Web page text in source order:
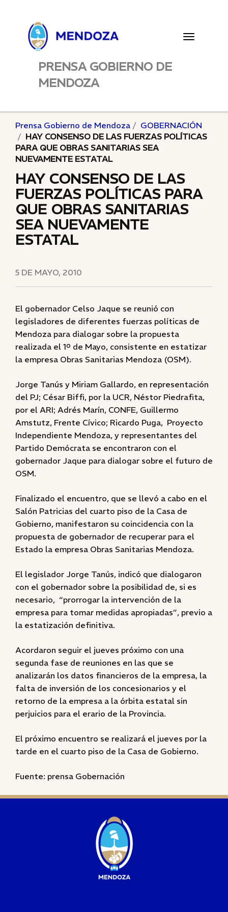
Toggle
PRENSA GOBIERNO DE
MENDOZA
Prensa Gobierno de Mendoza
GOBERNACIÓN
HAY CONSENSO DE LAS FUERZAS POLÍTICAS
PARA QUE OBRAS SANITARIAS SEA
NUEVAMENTE ESTATAL
HAY CONSENSO DE LAS
FUERZAS POLÍTICAS PARA
QUE OBRAS SANITARIAS
SEA NUEVAMENTE
ESTATAL
5 DE MAYO, 2010
El gobernador Celso Jaque se reunió con
legisladores de diferentes fuerzas políticas de
Mendoza para dialogar sobre la propuesta
realizada el 1º de Mayo, consistente en estatizar
la empresa Obras Sanitarias Mendoza (OSM).
Jorge Tanús y Miriam Gallardo, en representación
del PJ; César Biffi, por la UCR, Néstor Piedrafita,
por el ARI; Adrés Marín, CONFE, Guillermo
Amstutz, Frente Cívico; Ricardo Puga, Proyecto
Independiente Mendoza, y representantes del
Partido Demócrata se encontraron con el
gobernador Jaque para dialogar sobre el futuro de
OSM.
Finalizado el encuentro, que se llevó a cabo en el
Salón Patricias del cuarto piso de la Casa de
Gobierno, manifestaron su coincidencia con la
propuesta de gobernador de recuperar para el
Estado la empresa Obras Sanitarias Mendoza.
El legislador Jorge Tanús, indicó que dialogaron
con el gobernador sobre la posibilidad de, si es
necesario, “prorrogar la intervención de la
empresa para tomar medidas apropiadas”, previo a
la estatización definitiva.
Acordaron seguir el jueves próximo con una
segunda fase de reuniones en las que se
analizarán los datos financieros de la empresa, la
falta de inversión de los concesionarios y el
retorno de la empresa a la órbita estatal sin
perjuicios para el erario de la Provincia.
El próximo encuentro se realizará el jueves por la
tarde en el cuarto piso de la Casa de Gobierno.
Fuente: prensa Gobernación